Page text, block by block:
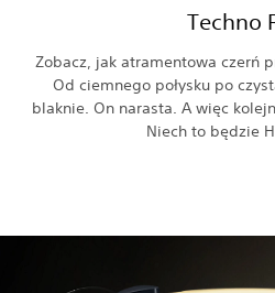
Techno
Zobacz, jak atramentowa czerń
Od ciemnego połysku po
blaknie. On narasta. A więc
Niech to będzie